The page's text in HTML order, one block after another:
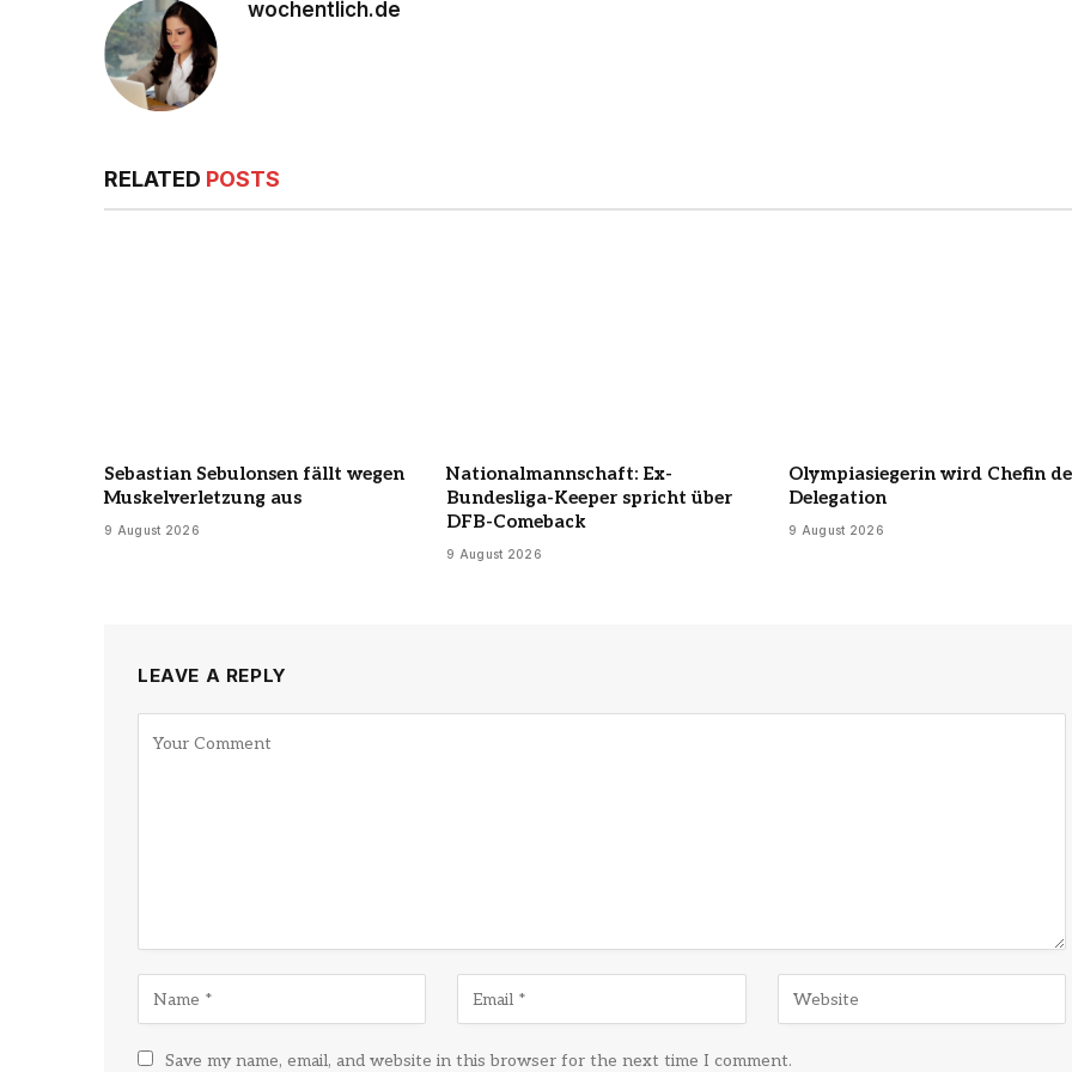
wochentlich.de
RELATED POSTS
Sebastian Sebulonsen fällt wegen
Muskelverletzung aus
9 August 2026
Nationalmannschaft: Ex-
Bundesliga-Keeper spricht über
DFB-Comeback
9 August 2026
Olympiasiegerin wird Chefin
Delegation
9 August 2026
LEAVE A REPLY
Save my name, email, and website in this browser for the next time I comment.